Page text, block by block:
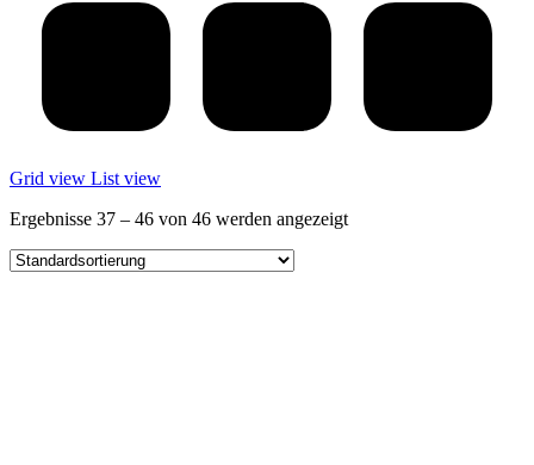
Grid view List view
Ergebnisse 37 – 46 von 46 werden angezeigt